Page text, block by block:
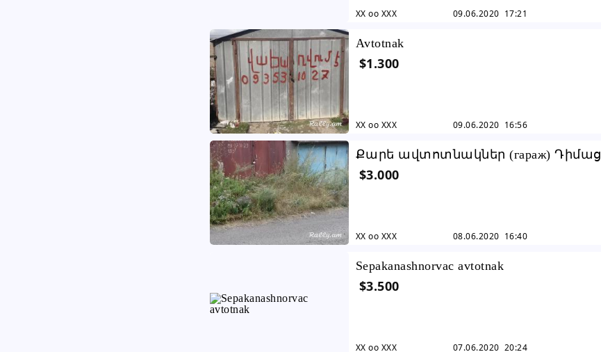
XX oo XXX 09.06.2020 17:21
Avtotnak
$1.300
XX oo XXX 09.06.2020 16:56
Քարե ավտոտնակներ (гараж) Դիմաց
թաղամասում sakarkeli
$3.000
XX oo XXX 08.06.2020 16:40
Sepakanashnorvac avtotnak
$3.500
XX oo XXX 07.06.2020 20:24